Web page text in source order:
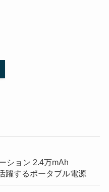
ション 2.4万mAh
躍するポータブル電源